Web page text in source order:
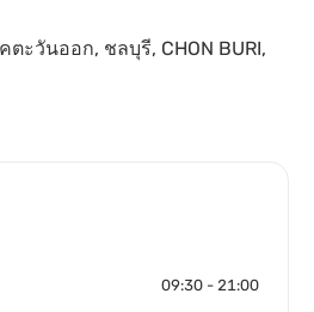
ะวันออก, ชลบุรี, CHON BURI,
09:30 - 21:00